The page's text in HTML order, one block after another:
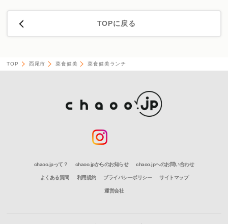
TOPに戻る
TOP 西尾市 菜食健美 菜食健美ランチ
chaoo.jpって？ chaoo.jpからのお知らせ chaoo.jpへのお問い合わせ
よくある質問 利用規約 プライバシーポリシー サイトマップ
運営会社